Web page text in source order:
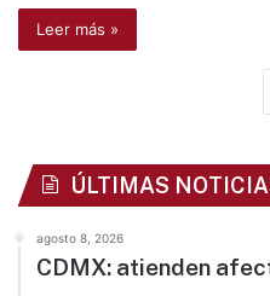
Leer más »
ÚLTIMAS
agosto 8, 2026
CDMX: atienden